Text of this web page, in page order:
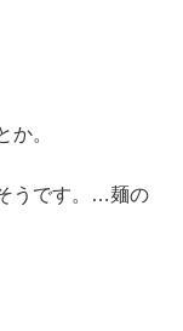
か。
うです。…麺の